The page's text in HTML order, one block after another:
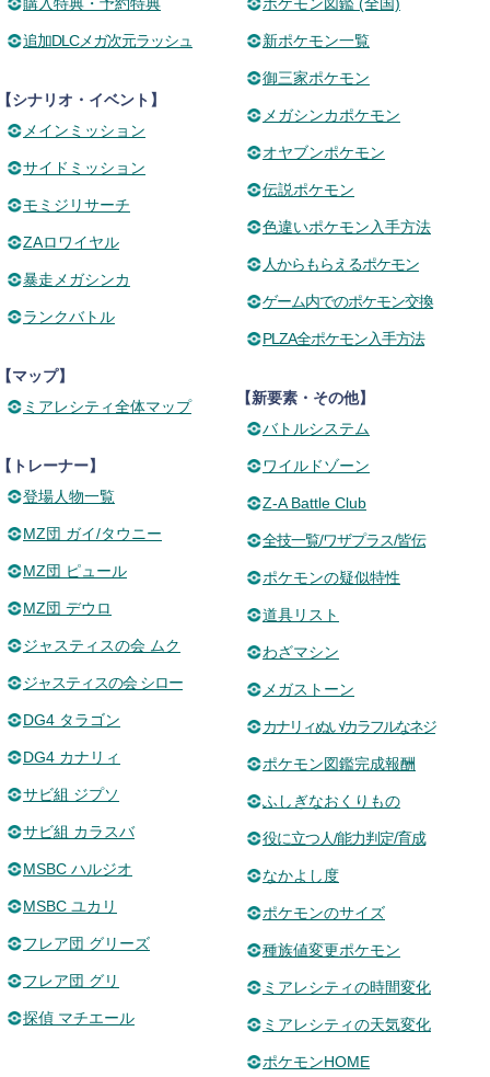
追加DLCメガ次元ラッシュ
シナリオ・イベント】
メインミッション
サイドミッション
モミジリサーチ
ZAロワイヤル
暴走メガシンカ
ランクバトル
マップ】
ミアレシティ全体マップ
トレーナー】
登場人物一覧
MZ団 ガイ/タウニー
MZ団 ピュール
MZ団 デウロ
ジャスティスの会 ムク
ジャスティスの会 シロー
DG4 タラゴン
DG4 カナリィ
サビ組 ジプソ
サビ組 カラスバ
MSBC ハルジオ
MSBC ユカリ
フレア団 グリーズ
フレア団 グリ
探偵 マチエール
新ポケモン一覧
御三家ポケモン
メガシンカポケモン
オヤブンポケモン
伝説ポケモン
色違いポケモン入手方法
人からもらえるポケモン
ゲーム内でのポケモン交換
PLZA全ポケモン入手方法
【新要素・その他】
バトルシステム
ワイルドゾーン
Z-A Battle Club
全技一覧/ワザプラス/皆伝
ポケモンの疑似特性
道具リスト
わざマシン
メガストーン
カナリィぬい/カラフルなネジ
ポケモン図鑑完成報酬
ふしぎなおくりもの
役に立つ人/能力判定/育成
なかよし度
ポケモンのサイズ
種族値変更ポケモン
ミアレシティの時間変化
ミアレシティの天気変化
ポケモンHOME